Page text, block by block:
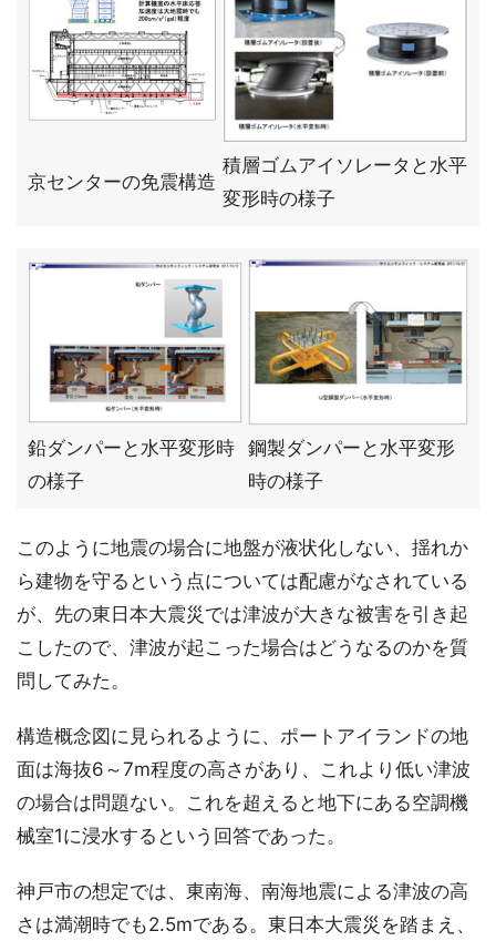
京センターの免震構造
積層ゴムアイソレータと水平
変形時の様子
鉛ダンパーと水平変形時
の様子
鋼製ダンパーと水平変形
時の様子
このように地震の場合に地盤が液状化しない、揺れか
ら建物を守るという点については配慮がなされている
が、先の東日本大震災では津波が大きな被害を引き起
こしたので、津波が起こった場合はどうなるのかを質
問してみた。
構造概念図に見られるように、ポートアイランドの地
面は海抜6～7m程度の高さがあり、これより低い津波
の場合は問題ない。これを超えると地下にある空調機
械室1に浸水するという回答であった。
神戸市の想定では、東南海、南海地震による津波の高
さは満潮時でも2.5mである。東日本大震災を踏まえ、